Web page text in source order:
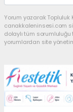
Yorum yazarak Topluluk
canakkaleninsesi.com
dolaylı tüm sorumluluğu
yorumlardan site